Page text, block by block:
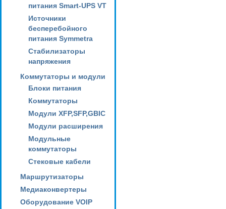
питания Smart-UPS VT
Источники
бесперебойного
питания Symmetra
Стабилизаторы
напряжения
Коммутаторы и модули
Блоки питания
Коммутаторы
Модули XFP,SFP,GBIC
Модули расширения
Модульные
коммутаторы
Стековые кабели
Маршрутизаторы
Медиаконвертеры
Оборудование VOIP